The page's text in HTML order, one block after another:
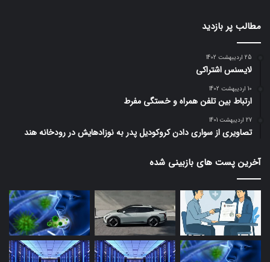
مطالب پر بازدید
25 اردیبهشت 1402
لایسنس اشتراکی
10 اردیبهشت 1402
ارتباط بین تلفن همراه و خستگی مفرط
27 اردیبهشت 1401
تصاویری از سواری دادن کروکودیل پدر به نوزادهایش در رودخانه هند
آخرین پست های بازبینی شده